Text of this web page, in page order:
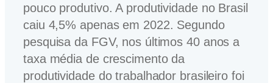
pouco produtivo. A produtividade no Brasil
caiu 4,5% apenas em 2022. Segundo
pesquisa da FGV, nos últimos 40 anos a
taxa média de crescimento da
produtividade do trabalhador brasileiro foi